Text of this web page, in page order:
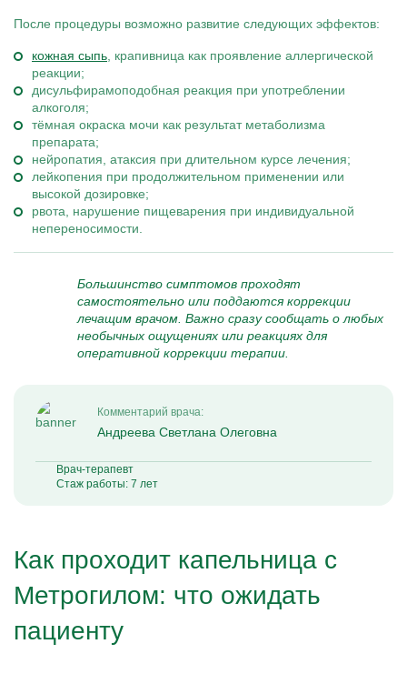
После процедуры возможно развитие следующих эффектов:
кожная сыпь , крапивница как проявление аллергической
реакции;
дисульфирамоподобная реакция при употреблении
алкоголя;
тёмная окраска мочи как результат метаболизма
препарата;
нейропатия, атаксия при длительном курсе лечения;
лейкопения при продолжительном применении или
высокой дозировке;
рвота, нарушение пищеварения при индивидуальной
непереносимости.
Большинство симптомов проходят
самостоятельно или поддаются коррекции
лечащим врачом. Важно сразу сообщать о любых
необычных ощущениях или реакциях для
оперативной коррекции терапии.
Комментарий врача:
Андреева Светлана Олеговна
Врач-терапевт
Стаж работы: 7 лет
Как проходит капельница с
Метрогилом: что ожидать
пациенту